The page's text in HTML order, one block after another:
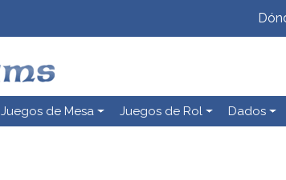
Juegos de Mesa Juegos de Rol Dados